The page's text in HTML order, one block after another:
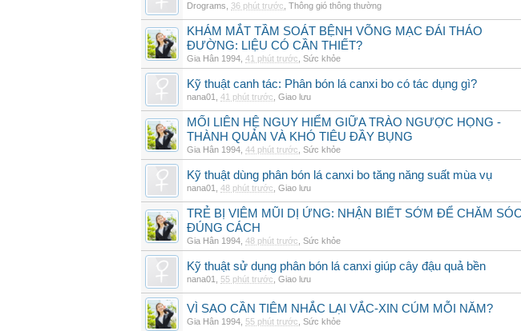
Drograms 36 phút trước Thông gió thông thường
KHÁM MẮT TẦM SOÁT BỆNH VÕNG MẠC ĐÁI THÁO
ĐƯỜNG: LIỆU CÓ CẦN THIẾT?
Gia Hân 1994 41 phút trước Sức khỏe
Kỹ thuật canh tác: Phân bón lá canxi bo có tác dụng gì?
nana01 41 phút trước Giao lưu
MỐI LIÊN HỆ NGUY HIỂM GIỮA TRÀO NGƯỢC HỌNG -
THÀNH QUẢN VÀ KHÓ TIÊU ĐẦY BỤNG
Gia Hân 1994 44 phút trước Sức khỏe
Kỹ thuật dùng phân bón lá canxi bo tăng năng suất mùa vụ
nana01 48 phút trước Giao lưu
TRẺ BỊ VIÊM MŨI DỊ ỨNG: NHẬN BIẾT SỚM ĐỂ CHĂM SÓC
ĐÚNG CÁCH
Gia Hân 1994 48 phút trước Sức khỏe
Kỹ thuật sử dụng phân bón lá canxi giúp cây đậu quả bền
nana01 55 phút trước Giao lưu
VÌ SAO CẦN TIÊM NHẮC LẠI VẮC-XIN CÚM MỖI NĂM?
Gia Hân 1994 55 phút trước Sức khỏe